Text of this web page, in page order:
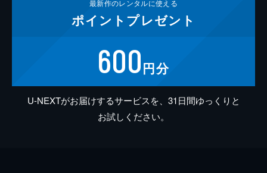
最新作のレンタルに使える
ポイント プレゼント
600円分
U-NEXTがお届けするサービスを、31日間ゆっくりと
お試しください。